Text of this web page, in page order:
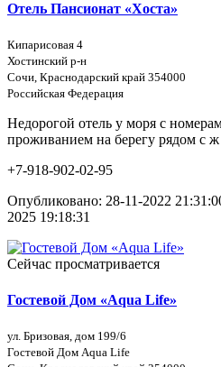
Отель Пансионат «Хоста»
Кипарисовая 4
Хостинский р-н
Сочи, Краснодарский край 354000
Российская Федерация
Недорогой отель у моря с
проживанием на берегу рядом с ж
+7-918-902-02-95
Опубликовано: 28-11-2022
2025 19:18:31
Сейчас просматривается
Гостевой Дом «Aqua Life»
ул. Бризовая, дом 199/6
Гостевой Дом Aqua Life